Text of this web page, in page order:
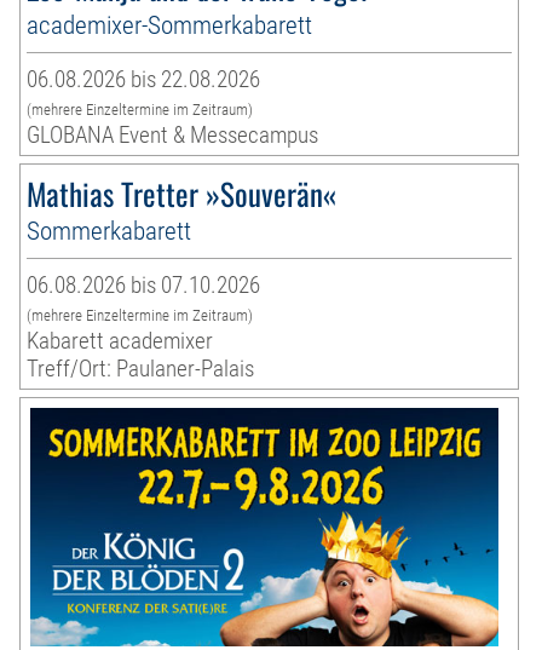
academixer-Sommerkabarett
06.08.2026 bis 22.08.2026
(mehrere Einzeltermine im Zeitraum)
GLOBANA Event & Messecampus
Mathias Tretter »Souverän«
Sommerkabarett
06.08.2026 bis 07.10.2026
(mehrere Einzeltermine im Zeitraum)
Kabarett academixer
Treff/Ort: Paulaner-Palais